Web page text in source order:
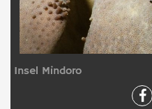
Insel Mindoro